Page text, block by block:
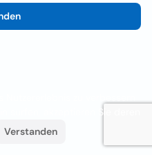
surfen, akzeptieren Sie deren
Verstanden